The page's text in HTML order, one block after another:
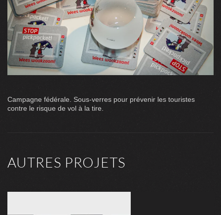
Campagne fédérale. Sous-verres pour prévenir les touristes
contre le risque de vol à la tire.
AUTRES PROJETS